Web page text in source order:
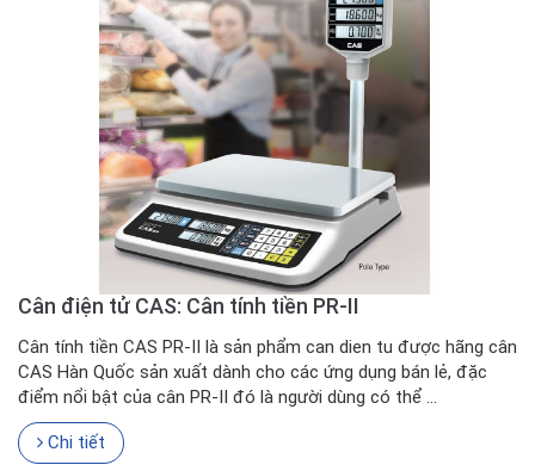
Cân điện tử CAS: Cân tính tiền PR-II
Cân tính tiền CAS PR-II là sản phẩm can dien tu được hãng cân
CAS Hàn Quốc sản xuất dành cho các ứng dụng bán lẻ, đặc
điểm nổi bật của cân PR-II đó là người dùng có thể ...
Chi tiết